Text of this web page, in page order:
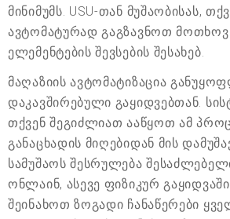
მინიმუმს. USU-თან მუშაობისას,
ავტომატურად გაგზავნოთ
ელემენტების შევსების შესახებ.
მაღაზიის ავტომატიზაცია
დაკავშირებული გაყიდვებთან.
თქვენ შეგიძლიათ ააწყოთ ამ
განაცხადის მიღებიდან მის
სამუშაოს შესრულება
ონლაინ, ასევე ფიზიკურ
შეინახოთ ზოგადი ჩანაწერები